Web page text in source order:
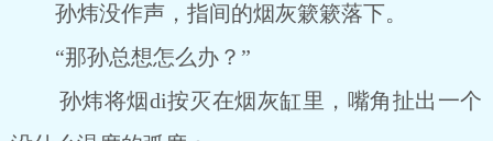
孙炜没作声，指间的烟灰簌簌落下。
“那孙总想怎么办？”
孙炜将烟di按灭在烟灰缸里，嘴角扯出一个